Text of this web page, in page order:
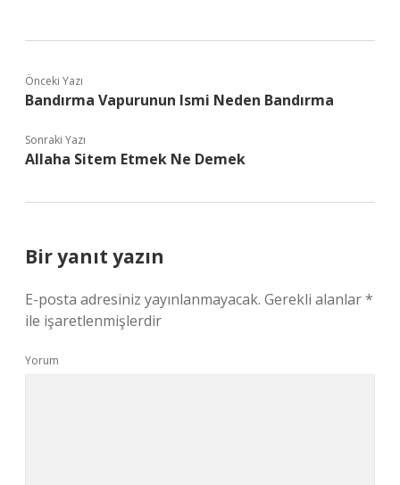
Önceki Yazı
Bandırma Vapurunun Ismi Neden Bandırma
Sonraki Yazı
Allaha Sitem Etmek Ne Demek
Bir yanıt yazın
E-posta adresiniz yayınlanmayacak. Gerekli alanlar*
ile işaretlenmişlerdir
Yorum